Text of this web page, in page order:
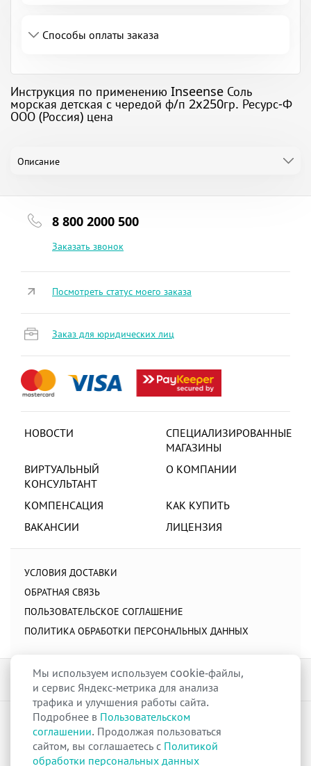
Способы оплаты заказа
Инструкция по применению Inseense Соль
морская детская с чередой ф/п 2x250гр. Ресурс-Ф
ООО (Россия) цена
Описание
8 800 2000 500
Заказать звонок
НОВОСТИ
СПЕЦИАЛИЗИРОВАННЫЕ
МАГАЗИНЫ
ВИРТУАЛЬНЫЙ
КОНСУЛЬТАНТ
О КОМПАНИИ
КОМПЕНСАЦИЯ
КАК КУПИТЬ
ВАКАНСИИ
ЛИЦЕНЗИЯ
УСЛОВИЯ ДОСТАВКИ
ОБРАТНАЯ СВЯЗЬ
ПОЛЬЗОВАТЕЛЬСКОЕ СОГЛАШЕНИЕ
ПОЛИТИКА ОБРАБОТКИ ПЕРСОНАЛЬНЫХ ДАННЫХ
Посмотреть статус моего заказа
Заказ для юридических лиц
raduga-ural.ru ©
Группа компаний Радуга
ЛицензияЛ042-00110-77/00263680 от 07 декабря 2017 г.
Разрешение№Р013-00110-66/03100314на дистанционную торговлю
лекарственными препаратами от 02 сентября 2025 г.
Мы используем используем cookie-файлы,
и сервис Яндекс-метрика для анализа
трафика и улучшения работы сайта.
Подробнее в Пользовательском
соглашении. Продолжая пользоваться
сайтом, вы соглашаетесь с Политикой
обработки персональных данных